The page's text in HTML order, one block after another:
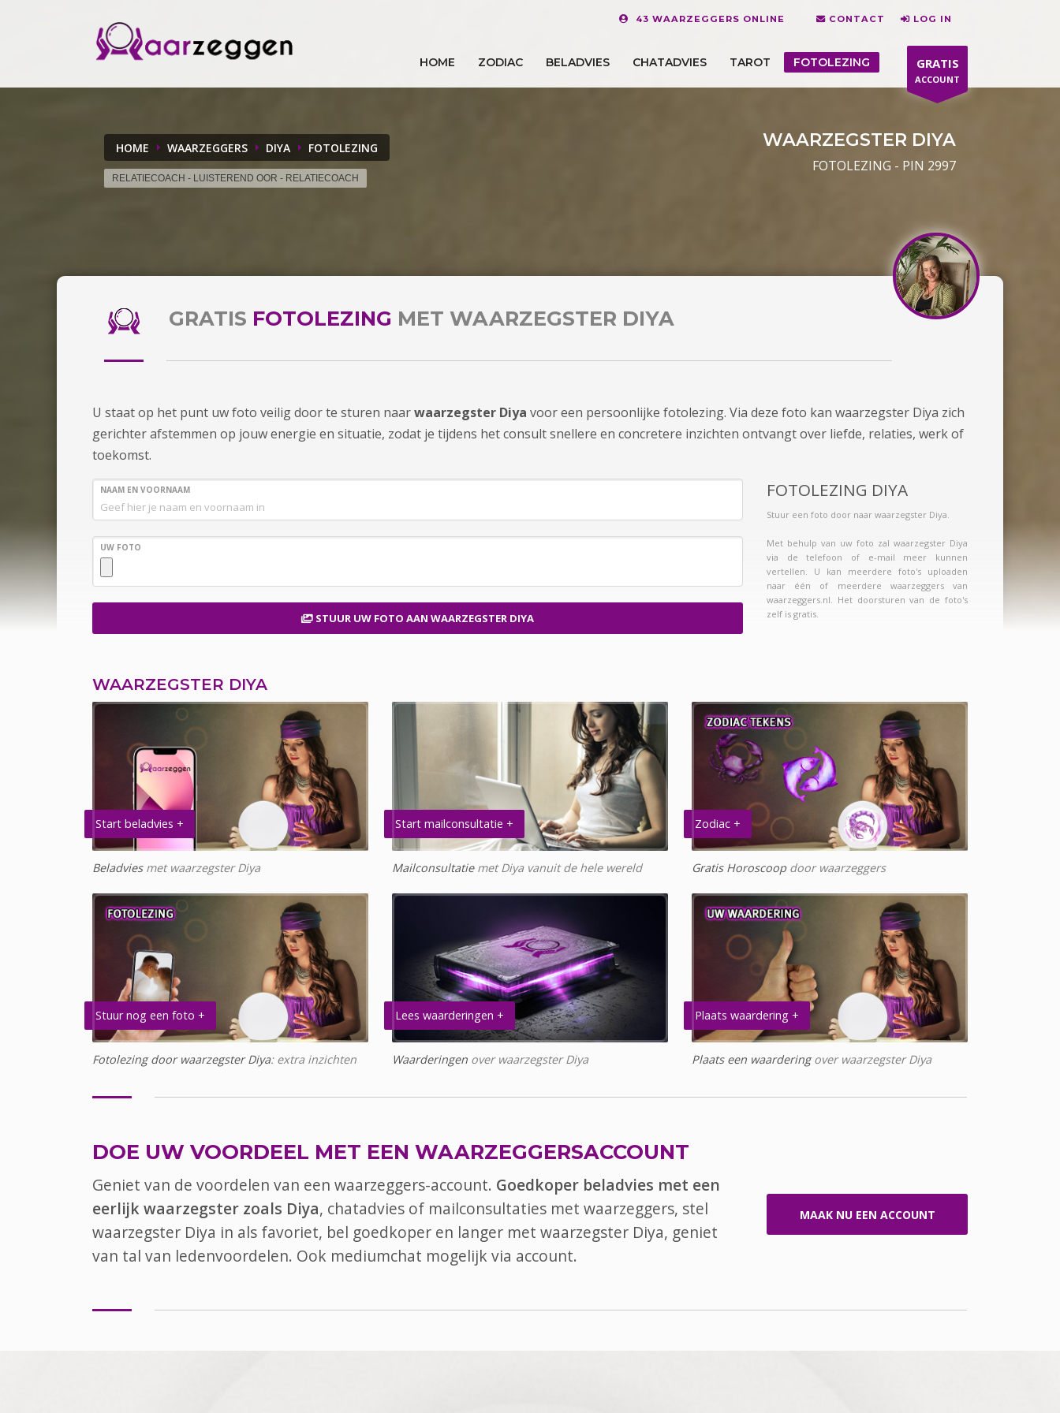
43 WAARZEGGERS ONLINE CONTACT LOG IN
HOME ZODIAC BELADVIES CHATADVIES TAROT FOTOLEZING GRATIS
ACCOUNT
HOME WAARZEGGERS DIYA FOTOLEZING
RELATIECOACH - LUISTEREND OOR - RELATIECOACH
WAARZEGSTER DIYA
FOTOLEZING - PIN 2997
GRATIS FOTOLEZING MET WAARZEGSTER DIYA
U staat op het punt uw foto veilig door te sturen naarwaarzegster Diya voor een persoonlijke fotolezing. Via deze foto kan waarzegster Diya zich
gerichter afstemmen op jouw energie en situatie, zodat je tijdens het consult snellere en concretere inzichten ontvangt over liefde, relaties, werk of
toekomst.
NAAM EN VOORNAAM
UW FOTO
STUUR UW FOTO AAN WAARZEGSTER DIYA
FOTOLEZING DIYA
Stuur een foto door naar waarzegster Diya.
Met behulp van uw foto zal waarzegster Diya
via de telefoon of e-mail meer kunnen
vertellen. U kan meerdere foto's uploaden
naar één of meerdere waarzeggers van
waarzeggers.nl. Het doorsturen van de foto's
zelf is gratis.
WAARZEGSTER DIYA
Start beladvies +
Beladviesmet waarzegster Diya
Start mailconsultatie +
Mailconsultatiemet Diya vanuit de hele wereld
Zodiac +
Gratis Horoscoopdoor waarzeggers
Stuur nog een foto +
Fotolezing door waarzegster Diya: extra inzichten
Lees waarderingen +
Waarderingen over waarzegster Diya
Plaats waardering +
Plaats een waarderingover waarzegster Diya
DOE UW VOORDEEL MET EEN WAARZEGGERSACCOUNT
Geniet van de voordelen van een waarzeggers-account. Goedkoper beladvies met een
eerlijk waarzegster zoals Diya, chatadvies of mailconsultaties met waarzeggers, stel
waarzegster Diya in als favoriet, bel goedkoper en langer met waarzegster Diya, geniet
van tal van ledenvoordelen. Ook mediumchat mogelijk via account.
MAAK NU EEN ACCOUNT